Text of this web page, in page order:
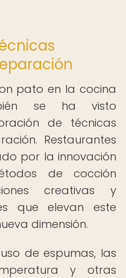
pato en la cocina
se ha visto
de técnicas
Restaurantes
por la innovación
de cocción
creativas y
que elevan este
dimensión.
de espumas, las
y otras